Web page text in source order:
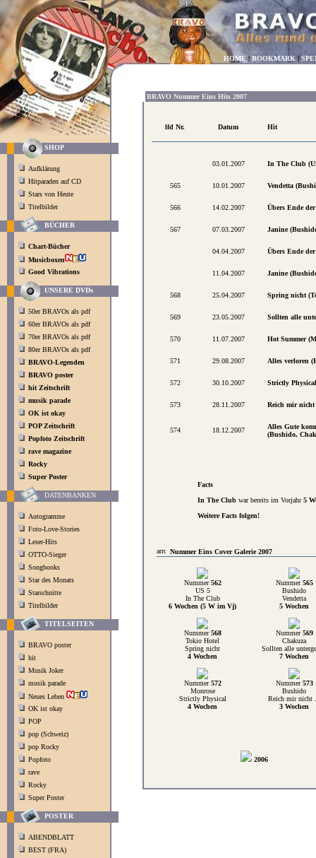
HOME | BOOKMARK |
SHOP
Aufklärung
Hitparaden auf CD
Stars von Heute
Titelbilder
BÜCHER
Chart-Bücher
Musicboxen
Good Vibrations
UNSERE DVDs
50er BRAVOs als pdf
60er BRAVOs als pdf
70er BRAVOs als pdf
80er BRAVOs als pdf
BRAVO-Legenden
BRAVO poster
hit Zeitschrift
musik parade
OK ist okay
POP Zeitschrift
Popfoto Zeitschrift
rave magazine
Rocky
Super Poster
DATENBANKEN
Autogramme
Foto-Love-Stories
Leser-Hits
OTTO-Sieger
Songbooks
Star des Monats
Starschnitte
Titelbilder
TITELSEITEN
BRAVO poster
hit
Musik Joker
musik parade
Neues Leben
OK ist okay
POP
pop (Schweiz)
pop Rocky
Popfoto
rave
Rocky
Super Poster
POSTER
ABENDBLATT
BEST (FRA)
BRAVO Nummer Eins Hits 2007
lfd Nr. Datum Hit
03.01.2007 In The Club
565 10.01.2007 Vendetta
566 14.02.2007 Übers Ende
567 07.03.2007 Janine
04.04.2007 Übers Ende
11.04.2007 Janine
568 25.04.2007 Spring nicht
569 23.05.2007 Sollten alle
570 11.07.2007 Hot Summer
571 29.08.2007 Alles verloren
572 30.10.2007 Strictly
573 28.11.2007 Reich mir
574 18.12.2007
Alles Gute
(Bushido,
Facts
In The Club war bereits im Vorjahr5
Weitere Facts folgen!
Nummer Eins Cover Galerie 2007
Nummer562 Nummer565
US 5
Bushido
In The Club
Vendetta
6 Wochen (5 W im Vj)
5 Wochen
Nummer568 Nummer569
Tokio Hotel
Chakuza
Spring nicht
Sollten alle
4 Wochen
7 Wochen
Nummer572 Nummer573
Monrose
Bushido
Strictly Physical
Reich mir nicht
4 Wochen
3 Wochen
2006